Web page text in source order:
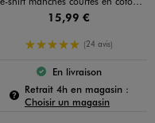
la disponibilité de ce produit :
15,99 €
5/5 de moyenne
(24 avis)
Le produit est
En livraison
Retrait 4h en magasin :
Choisir un magasin